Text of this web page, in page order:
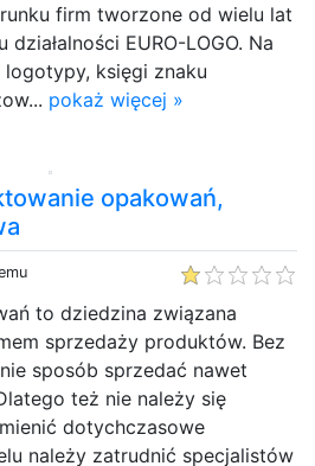
firm tworzone od wielu lat
EURO-LOGO. Na
logotypy, księgi znaku
pokaż więcej »
opakowań,
to dziedzina związana
sprzedaży produktów. Bez
sposób sprzedać nawet
też nie należy się
dotychczasowe
należy zatrudnić specjalistów